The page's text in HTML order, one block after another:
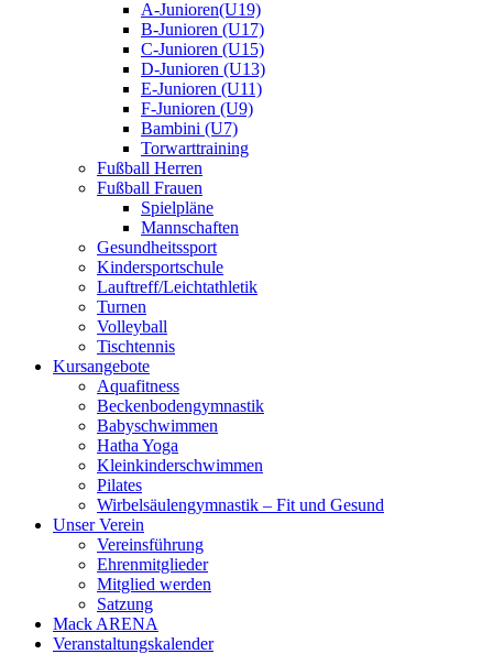
A-Junioren(U19)
B-Junioren (U17)
C-Junioren (U15)
D-Junioren (U13)
E-Junioren (U11)
F-Junioren (U9)
Bambini (U7)
Torwarttraining
Fußball Herren
Fußball Frauen
Spielpläne
Mannschaften
Gesundheitssport
Kindersportschule
Lauftreff/Leichtathletik
Turnen
Volleyball
Tischtennis
Kursangebote
Aquafitness
Beckenbodengymnastik
Babyschwimmen
Hatha Yoga
Kleinkinderschwimmen
Pilates
Wirbelsäulengymnastik – Fit und Gesund
Unser Verein
Vereinsführung
Ehrenmitglieder
Mitglied werden
Satzung
Mack ARENA
Veranstaltungskalender